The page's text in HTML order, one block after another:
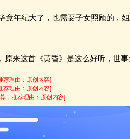
年纪大了，也需要子女照顾的，
来这首《黄昏》是这么好听，世
荐理由：原创内容]
荐理由：原创内容]
，推荐理由：原创内容]